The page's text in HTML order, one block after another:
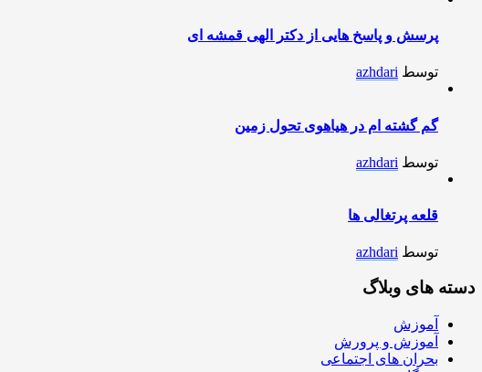
پرسش و پاسخ هایی از دکتر الهی قمشه ای
توسط azhdari
گم گشته ام در هیاهوی تحول زمین
توسط azhdari
قلعه پرتغالی ها
توسط azhdari
دسته های وبلاگ
آموزش
آموزش و پرورش
بحران های اجتماعی